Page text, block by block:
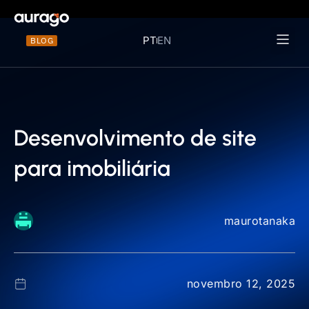
BLOG PTEN
Desenvolvimento de site
para imobiliária
maurotanaka
novembro 12, 2025